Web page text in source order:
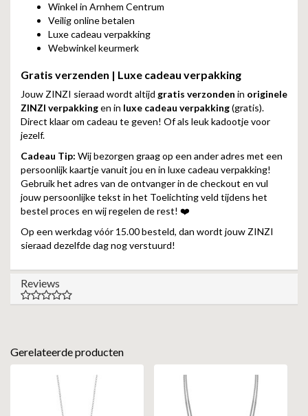
Winkel in Arnhem Centrum
Veilig online betalen
Luxe cadeau verpakking
Webwinkel keurmerk
Gratis verzenden | Luxe cadeau verpakking
Jouw ZINZI sieraad wordt altijd gratis verzonden in originele
ZINZI verpakkingen in luxe cadeau verpakking(gratis).
Direct klaar om cadeau te geven! Of als leuk kadootje voor
jezelf.
Cadeau Tip: Wij bezorgen graag op een ander adres met een
persoonlijk kaartje vanuit jou en in luxe cadeau verpakking!
Gebruik het adres van de ontvanger in de checkout en vul
jouw persoonlijke tekst in het Toelichting veld tijdens het
bestel proces en wij regelen de rest! ❤️
Op een werkdag vóór 15.00 besteld, dan wordt jouw ZINZI
sieraad dezelfde dag nog verstuurd!
Reviews
Gerelateerde producten